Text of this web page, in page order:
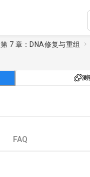
第 7 章：DNA修复与重组
测
FAQ